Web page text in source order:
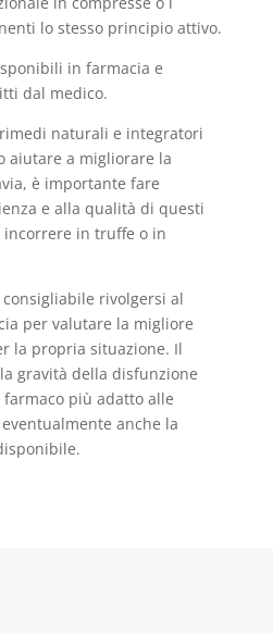
lo stesso principio attivo.
in farmacia e
dal medico.
naturali e integratori
aiutare a migliorare la
è importante fare
e alla qualità di questi
in truffe o in
rivolgersi al
per valutare la migliore
la propria situazione. Il
gravità della disfunzione
più adatto alle
anche la